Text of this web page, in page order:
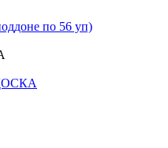
по 56 уп)